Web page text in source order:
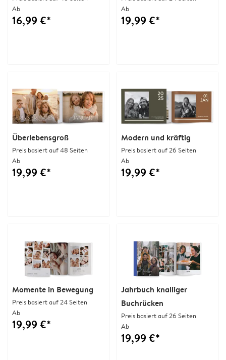
Ab
16,99 €*
Momente in Bewegung
Preis basiert auf 24 Seiten
Ab
19,99 €*
Überlebensgroß
Preis basiert auf 48 Seiten
Ab
19,99 €*
Modern und kräftig
Preis basiert auf 26 Seiten
Ab
19,99 €*
Jahrbuch knalliger
Buchrücken
Preis basiert auf 26 Seiten
Ab
19,99 €*
Ab
19,99 €*